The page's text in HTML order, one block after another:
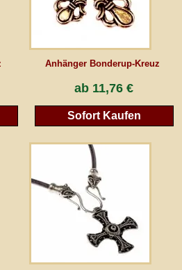
Anhänger Bonderup-Kreuz
ab 11,76 €
Sofort Kaufen
wiederrufen
Durchgestrichene Preise entsprechen dem
Zur klassischen Website